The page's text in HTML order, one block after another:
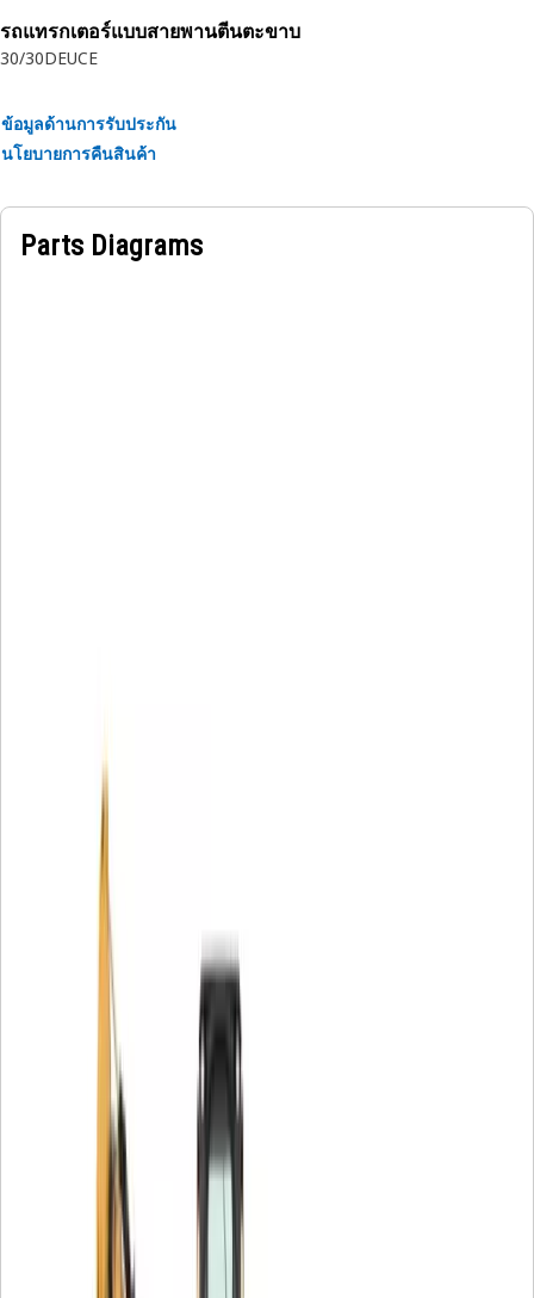
รถแทรกเตอร์แบบสายพานตีนตะขาบ
30/30DEUCE
ข้อมูลด้านการรับประกัน
นโยบายการคืนสินค้า
Parts Diagrams